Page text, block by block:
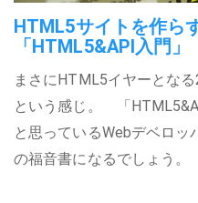
HTML5サイトを作ら
「HTML5&API入門」
まさにHTML5イヤーとな
という感じ。 「
と思っているWebデベロ
の福音書になるでしょう。